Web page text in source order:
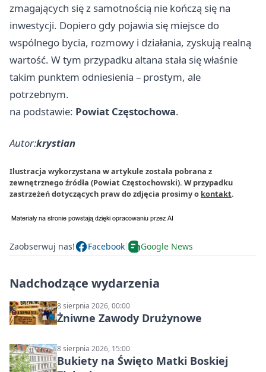
zmagających się z samotnością nie kończą się na
inwestycji. Dopiero gdy pojawia się miejsce do
wspólnego bycia, rozmowy i działania, zyskują realną
wartość. W tym przypadku altana stała się właśnie
takim punktem odniesienia – prostym, ale
potrzebnym.
na podstawie: Powiat Częstochowa.
Autor:krystian
Ilustracja wykorzystana w artykule została pobrana z
zewnętrznego źródła (Powiat Częstochowski). W przypadku
zastrzeżeń dotyczących praw do zdjęcia prosimy o kontakt.
Zaobserwuj nas! Facebook Google News
Nadchodzące wydarzenia
8 sierpnia 2026, 00:00
Żniwne Zawody Drużynowe
8 sierpnia 2026, 15:00
Bukiety na Święto Matki Boskiej